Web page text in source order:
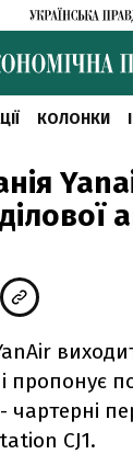
КОЛОНКИ
і пропонує
чартерні
CJ1.